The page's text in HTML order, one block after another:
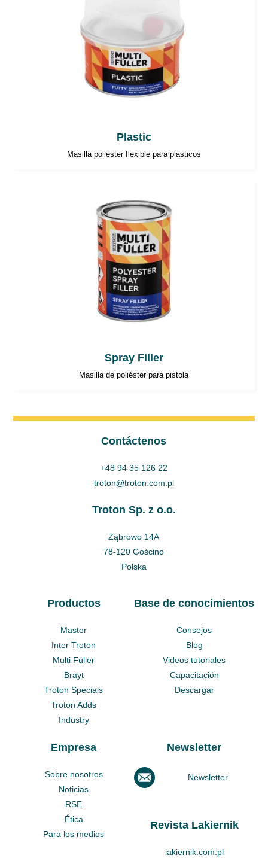
Plastic
Masilla poliéster flexible para plásticos
Spray Filler
Masilla de poliéster para pistola
Contáctenos
+48 94 35 126 22
troton@troton.com.pl
Troton Sp. z o.o.
Ząbrowo 14A
78-120 Gościno
Polska
Productos
Master
Inter Troton
Multi Füller
Brayt
Troton Specials
Troton Adds
Industry
Base de conocimientos
Consejos
Blog
Videos tutoriales
Capacitación
Descargar
Empresa
Sobre nosotros
Noticias
RSE
Ética
Para los medios
Newsletter
Newsletter
Revista Lakiernik
lakiernik.com.pl